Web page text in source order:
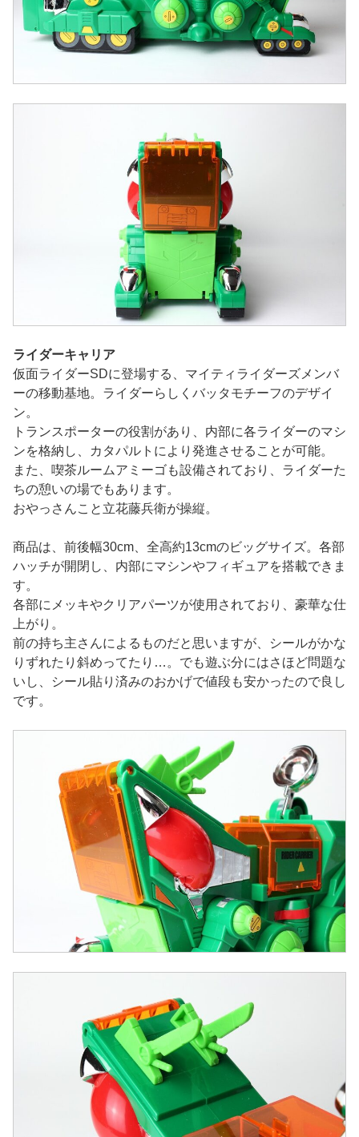
ライダーキャリア
仮面ライダーSDに登場する、マイティライダーズメンバ
ーの移動基地。ライダーらしくバッタモチーフのデザイ
ン。
トランスポーターの役割があり、内部に各ライダーのマシ
ンを格納し、カタパルトにより発進させることが可能。
また、喫茶ルームアミーゴも設備されており、ライダーた
ちの憩いの場でもあります。
おやっさんこと立花藤兵衛が操縦。
商品は、前後幅30cm、全高約13cmのビッグサイズ。各部
ハッチが開閉し、内部にマシンやフィギュアを搭載できま
す。
各部にメッキやクリアパーツが使用されており、豪華な仕
上がり。
前の持ち主さんによるものだと思いますが、シールがかな
りずれたり斜めってたり…。でも遊ぶ分にはさほど問題な
いし、シール貼り済みのおかげで値段も安かったので良し
です。